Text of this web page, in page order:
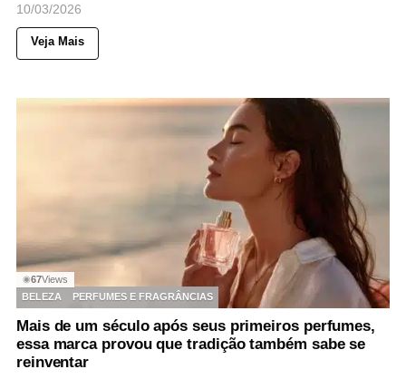
10/03/2026
Veja Mais
◉67Views
BELEZA
PERFUMES E FRAGRÂNCIAS
Mais de um século após seus primeiros perfumes,
essa marca provou que tradição também sabe se
reinventar